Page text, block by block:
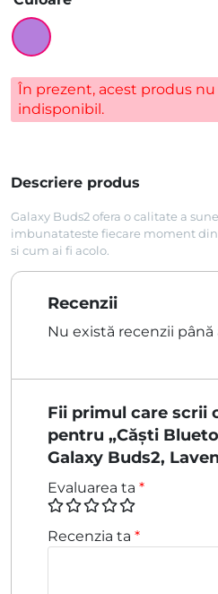
În prezent, acest produs
indisponibil.
Descriere produs
Galaxy Buds2 ofera o calitate a
imbunatateste fiecare moment
si cum ai fi acolo.
Recenzii
Nu există recenzii până
Fii primul care scrii
pentru „Căști
Galaxy Buds2,
Evaluarea ta *
Recenzia ta *